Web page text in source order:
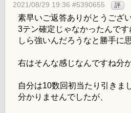
2021/08/29 19:36 #5390655 評
素早いご返答ありがとうござい
3テン確定じゃなかったんで
しら強いんだろうなと勝手に
右はそんな感じなんですね分
自分は10数回初当たり引きま
分かりませんでしたが、